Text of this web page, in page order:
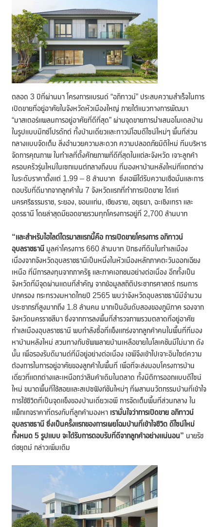
ตลอด 3 ปีที่ผ่านมา โครงการแบรนด์ “อภิทาวน์” ประสบความสำเร็จในการ
เปิดขายที่อยู่อาศัยในจังหวัดหัวเมืองใหญ่ ภายใต้แนวทางการพัฒนา
“มาสเตอร์แพลนการอยู่อาศัยที่ดีที่สุด” ผ่านจุดขายการนำเสนอโมเดลบ้าน
ในรูปแบบมิกซ์โปรดักต์ ทั้งบ้านเดี่ยวและทาวน์โฮมดีไซน์ใหม่ๆ พื้นที่ส่วน
กลางแบบจัดเต็ม สิ่งอำนวยความสะดวก ความปลอดภัยมิติใหม่ ทีมบริหาร
จัดการคุณภาพ ในทำเลที่ตั้งศักยภาพที่ดีที่สุดในแต่ละจังหวัด เจาะลูกค้า
ครอบครัวรุ่นใหม่ในเซกเมนต์กลางถึงบน ที่มองหาบ้านหลังใหม่ที่แตกต่าง
ในระดับราคาตั้งแต่ 1.99 – 8 ล้านบาท ซึ่งเอพีได้รับความเชื่อมั่นและการ
ตอบรับที่ดีมากจากลูกค้าใน 7 จังหวัดแรกที่ทำการเปิดขาย ได้แก่
นครศรีธรรมราช, ระยอง, ขอนแก่น, เชียงราย, อยุธยา, ฉะเชิงเทรา และ
อุดรธานี โดยล่าสุดมียอดขายรวมทุกโครงการอยู่ที่ 2,700 ล้านบาท
“และสำหรับไฮไลต์ไตรมาสแรกนี้คือ การเปิดขายโครงการ อภิทาวน์
อุบลราชธานี มูลค่าโครงการ 660 ล้านบาท ปักธงที่ดินในทำเลเมือง
เนื่องจากจังหวัดอุบลราชธานีเป็นหนึ่งในหัวเมืองหลักภาคตะวันออกเฉียง
เหนือ ที่มีการลงทุนจากภาครัฐ และภาคเอกชนอย่างต่อเนื่อง อีกทั้งเป็น
จังหวัดที่มีจุดผ่านแดนที่สำคัญ จากข้อมูลสถิติประชากรศาสตร์ กรมการ
ปกครอง กระทรวงมหาดไทยปี 2565 พบว่าจังหวัดอุบลราชธานีมีจำนวน
ประชากรที่สูงมากถึง 1.8 ล้านคน มากเป็นอันดับสองของภูมิภาค รองจาก
จังหวัดนครราชสีมา ซึ่งจากการลงพื้นที่สำรวจภาพรวมตลาดที่อยู่อาศัย
ทำเลเมืองอุบลราชธานี พบกำลังซื้อที่แข็งแกร่งจากลูกค้าคนในพื้นที่ที่มอง
หาบ้านหลังใหม่ สวนทางกับซัพพลายบ้านเหลือขายในโลเคชันมีไม่มาก ดัง
นั้น เพื่อรองรับดีมานด์ที่มีอยู่อย่างต่อเนื่อง เอพีจึงเข้าไปเจาะอินไซต์ความ
ต้องการในการอยู่อาศัยของลูกค้าในพื้นที่ เพื่อที่จะส่งมอบโครงการบ้าน
เดี่ยวที่แตกต่างและเหนือกว่าสินค้าเดิมในตลาด ทั้งมิติการออกแบบดีไซน์
ใหม่ ขนาดพื้นที่ใช้สอยและสเปซฟังก์ชันใหม่ๆ ที่ผสานนวัตกรรมบ้านที่เข้าใจ
การใช้ชีวิตที่เป็นจุดแข็งของบ้านเดี่ยวเอพี การจัดเต็มพื้นที่ส่วนกลาง ใน
แพ็กเกจราคาที่ตรงกับที่ลูกค้ามองหา เรามั่นใจว่าการเปิดขาย อภิทาวน์
อุบลราชธานี ซึ่งเป็นครั้งแรกของการเผยโฉมบ้านที่เข้าใจชีวิต ดีไซน์ใหม่
ทั้งหมด 5 รูปแบบ จะได้รับการตอบรับที่ดีจากลูกค้าอย่างแน่นอน” นายรัช
ต์ชยุตม์ กล่าวเพิ่มเติม